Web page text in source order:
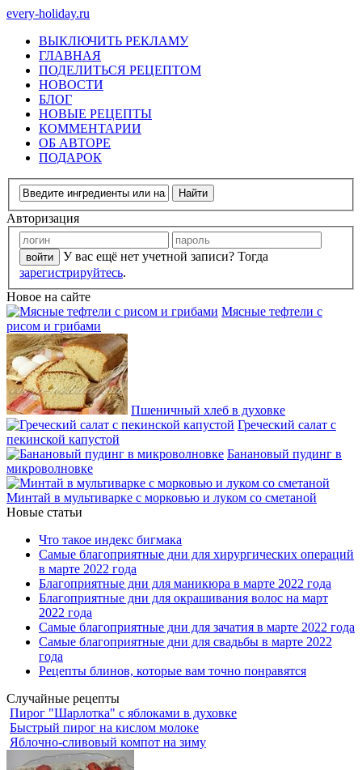
every-holiday.ru
ВЫКЛЮЧИТЬ РЕКЛАМУ
ГЛАВНАЯ
ПОДЕЛИТЬСЯ РЕЦЕПТОМ
НОВОСТИ
БЛОГ
НОВЫЕ РЕЦЕПТЫ
КОММЕНТАРИИ
ОБ АВТОРЕ
ПОДАРОК
Авторизация
У вас ещё нет учетной записи? Тогда
зарегистрируйтесь.
Новое на сайте
Мясные тефтели с
рисом и грибами
Пшеничный хлеб в духовке
Греческий салат с
пекинской капустой
Банановый пудинг в
микроволновке
Минтай в мультиварке с морковью и луком со сметаной
Новые статьи
Что такое индекс бигмака
Самые благоприятные дни для хирургических операций
в марте 2022 года
Благоприятные дни для маникюра в марте 2022 года
Благоприятные дни для окрашивания волос на март
2022 года
Самые благоприятные дни для зачатия в марте 2022 года
Самые благоприятные дни для свадьбы в марте 2022
года
Рецепты блинов, которые вам точно понравятся
Случайные рецепты
Пирог "Шарлотка" с яблоками в духовке
Быстрый пирог на кислом молоке
Яблочно-сливовый компот на зиму